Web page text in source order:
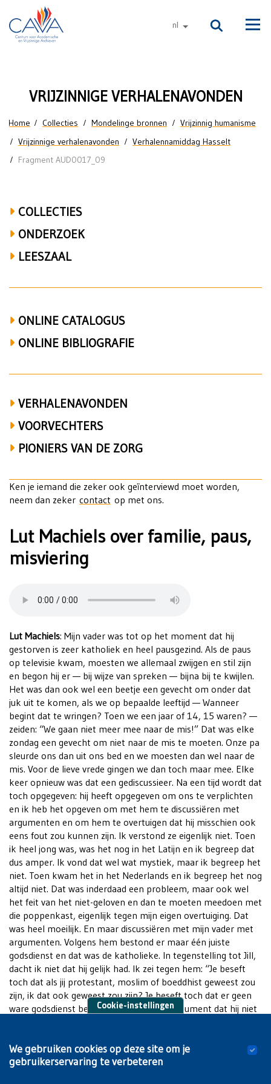
Naar de inhoud
nl andere talen
Lut
Machiels
over
familie,
misviering
VRIJZINNIGE VERHALENAVONDEN
U bent hier
Home Collecties Mondelinge bronnen
Vrijzinnig humanisme
Vrijzinnige verhalenavonden
Verhalennamiddag Hasselt
Fragment AUD0017_09
COLLECTIES
ONDERZOEK
LEESZAAL
ONLINE CATALOGUS
ONLINE BIBLIOGRAFIE
VERHALENAVONDEN
VOORVECHTERS
PIONIERS VAN DE ZORG
Ken je iemand die zeker ook geïnterviewd moet worden,
neem dan zeker contact op met ons.
Lut Machiels over familie, paus,
misviering
Lut Machiels: Mijn vader was tot op het moment dat hij
gestorven is zeer katholiek en heel pausgezind. Als de paus
op televisie kwam, moesten we allemaal zwijgen en stil zijn
en begon hij er — bij wijze van spreken — bijna bij te kwijlen.
Het was dan ook wel een beetje een gevecht om onder dat
juk uit te komen, als we op bepaalde leeftijd — Wanneer
begint dat te wringen? Toen we een jaar of 14, 15 waren? —
zeiden: “We gaan niet meer mee naar de mis!” Dat was elke
zondag een gevecht om niet naar de mis te moeten. Onze pa
sleurde ons dan uit ons bed en we moesten dan wel naar de
mis. Voor de lieve vrede gingen we dan toch maar mee. Elke
keer opnieuw was dat een gediscussieer. Na een tijd wordt dat
toch opgegeven: hij heeft opgegeven om ons te verplichten
en ik heb het opgeven om met hem te discussiëren met
argumenten en om hem te overtuigen dat hij misschien ook
eens fout zou kunnen zijn. Ik verstond ze eigenlijk niet. Toen
ik heel jong was, was het nog in het Latijn en ik begreep dat
dus amper. Ik vond dat wel wat mystiek, maar ik begreep het
niet. Toen kwam het in het Nederlands en ik begreep het nog
altijd niet. Dat was inderdaad een probleem, maar ook wel
het feit van het niet-geloven en dan te moeten meedoen met
die poppenkast, eigenlijk tegen mijn eigen overtuiging. Dat
was heel moeilijk. En maar discussiëren met mijn vader met
argumenten. Volgens hem bestond er maar één juiste
godsdienst en dat was de katholieke. In tegenstelling tot Jill,
dacht ik niet dat hij gelijk had. Ik zei tegen hem: “Je beseft
toch dat als jij protestant, moslim of boeddhist geweest zou
zijn, ik dat ook geweest zou zijn? Je beseft toch dat er geen
ware godsdienst bestaat.” Dat was een argument dat hij niet
met hem persoonlijk heeft dat nooit echt gegeven. Het werd
gewoon niet aanvaard. Alleen had hij het er een beetje
Cookie-instellingen
We gebruiken cookies op deze site om je
gebruikerservaring te verbeteren